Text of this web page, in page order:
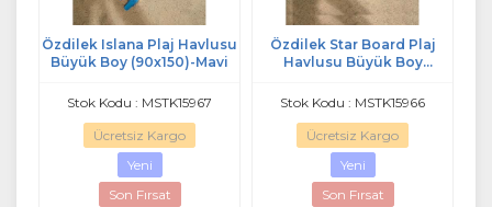
Özdilek Islana Plaj Havlusu
Büyük Boy (90x150)-Mavi
Stok Kodu : MSTK15967
Ücretsiz Kargo
Yeni
Son Fırsat
Özdilek Star Board Plaj
Havlusu Büyük Boy
Stok Kodu : MSTK15966
Ücretsiz Kargo
Yeni
Son Fırsat